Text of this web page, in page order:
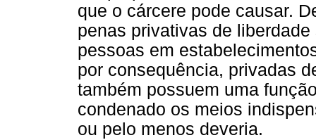
que o cárcere pode causar.
penas privativas de
pessoas em
por consequência, privadas
também possuem uma
condenado os meios
ou pelo menos deveria.